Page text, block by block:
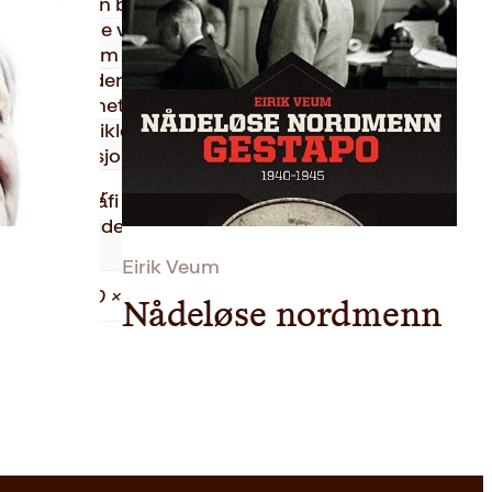
mangeårige virke som monark. Gjennom
vei gjennom formative år frem til rollen som
lederskikkelse med sterkt
folkelig sjarm og lun humor.
utviklede evne til innlevelse, empati og
situasjoner oppstår.
fotobiografi der bildene forteller historien –
bildetekster og et innledende forord
3.00 × 21.60 × 26.70 cm
Eirik Veum
Nådeløse nordmenn